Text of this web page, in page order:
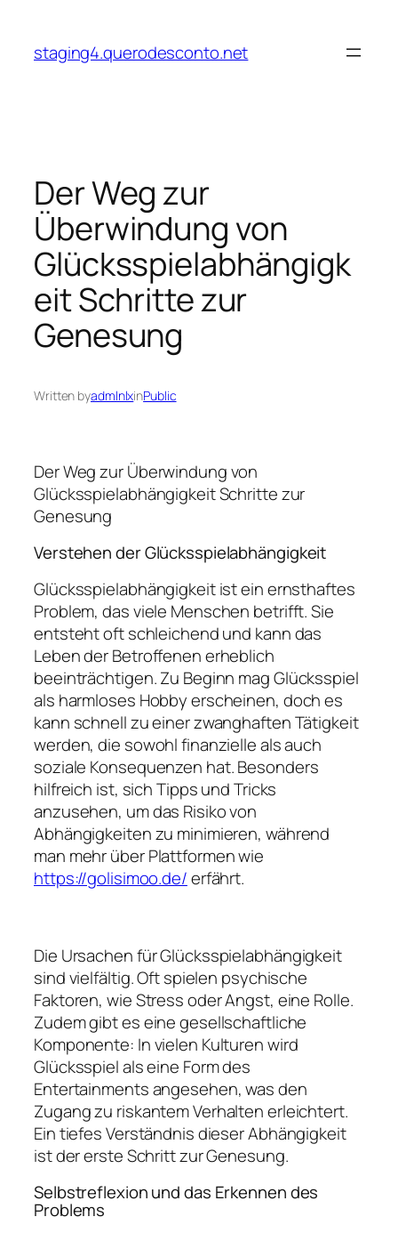
content
staging4.querodesconto.net
Der Weg zur
Überwindung von
Glücksspielabhängigk
eit Schritte zur
Genesung
Written byadmlnlxinPublic
Der Weg zur Überwindung von
Glücksspielabhängigkeit Schritte zur
Genesung
Verstehen der Glücksspielabhängigkeit
Glücksspielabhängigkeit ist ein ernsthaftes
Problem, das viele Menschen betrifft. Sie
entsteht oft schleichend und kann das
Leben der Betroffenen erheblich
beeinträchtigen. Zu Beginn mag Glücksspiel
als harmloses Hobby erscheinen, doch es
kann schnell zu einer zwanghaften Tätigkeit
werden, die sowohl finanzielle als auch
soziale Konsequenzen hat. Besonders
hilfreich ist, sich Tipps und Tricks
anzusehen, um das Risiko von
Abhängigkeiten zu minimieren, während
man mehr über Plattformen wie
https://golisimoo.de/erfährt.
Die Ursachen für Glücksspielabhängigkeit
sind vielfältig. Oft spielen psychische
Faktoren, wie Stress oder Angst, eine Rolle.
Zudem gibt es eine gesellschaftliche
Komponente: In vielen Kulturen wird
Glücksspiel als eine Form des
Entertainments angesehen, was den
Zugang zu riskantem Verhalten erleichtert.
Ein tiefes Verständnis dieser Abhängigkeit
ist der erste Schritt zur Genesung.
Selbstreflexion und das Erkennen des
Problems